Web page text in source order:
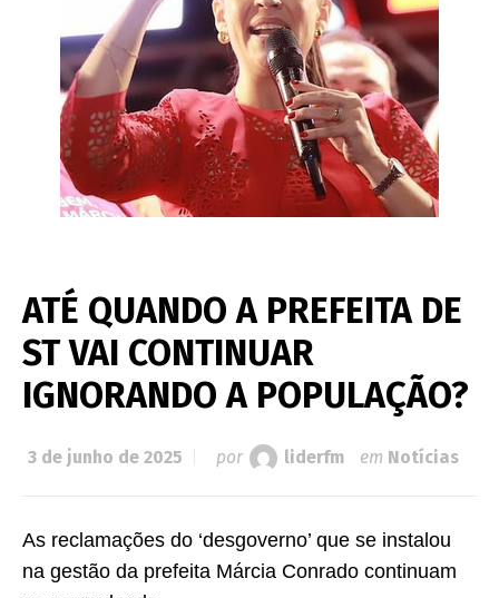
ATÉ QUANDO A PREFEITA DE
ST VAI CONTINUAR
IGNORANDO A POPULAÇÃO?
3 de junho de 2025 por liderfm em Notícias
As reclamações do ‘desgoverno’ que se instalou
na gestão da prefeita Márcia Conrado continuam